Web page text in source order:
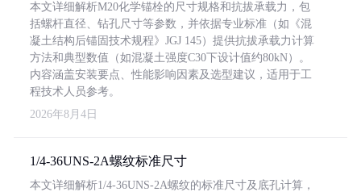
本文详细解析M20化学锚栓的尺寸规格和抗拔承载力，包
括螺杆直径、钻孔尺寸等参数，并依据专业标准（如《混
凝土结构后锚固技术规程》JGJ 145）提供抗拔承载力计算
方法和典型数值（如混凝土强度C30下设计值约80kN）。
内容涵盖安装要点、性能影响因素及选型建议，适用于工
程技术人员参考。
2026年8月4日
1/4-36UNS-2A螺纹标准尺寸
本文详细解析1/4-36UNS-2A螺纹的标准尺寸及底孔计算，